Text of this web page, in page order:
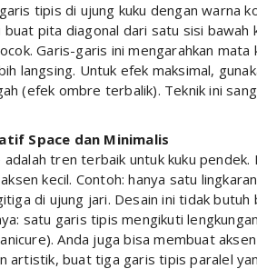
tipis di ujung kuku dengan warna
buat pita diagonal dari satu sisi
Garis-garis ini mengarahkan
langsing. Untuk efek maksimal,
(efek ombre terbalik). Teknik ini
Space dan Minimalis
tren terbaik untuk kuku
kecil. Contoh: hanya satu
di ujung jari. Desain ini tidak
satu garis tipis mengikuti
Anda juga bisa membuat
artistik, buat tiga garis tipis paralel